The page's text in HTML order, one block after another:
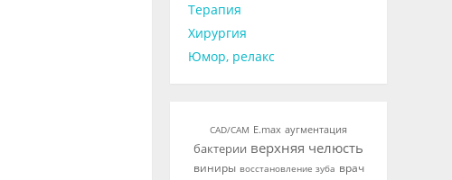
Терапия
Хирургия
Юмор, релакс
CAD/CAM E.max аугментация
бактерии верхняя челюсть
виниры восстановление зуба врач